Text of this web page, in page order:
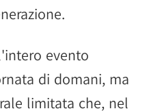
evento
di domani, ma
limitata che, nel